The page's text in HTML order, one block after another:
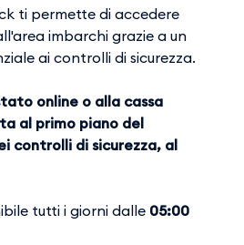
ti permette di accedere
imbarchi grazie a un
ai controlli di sicurezza.
online o alla cassa
al primo piano del
controlli di sicurezza, al
tutti i giorni dalle 05:00